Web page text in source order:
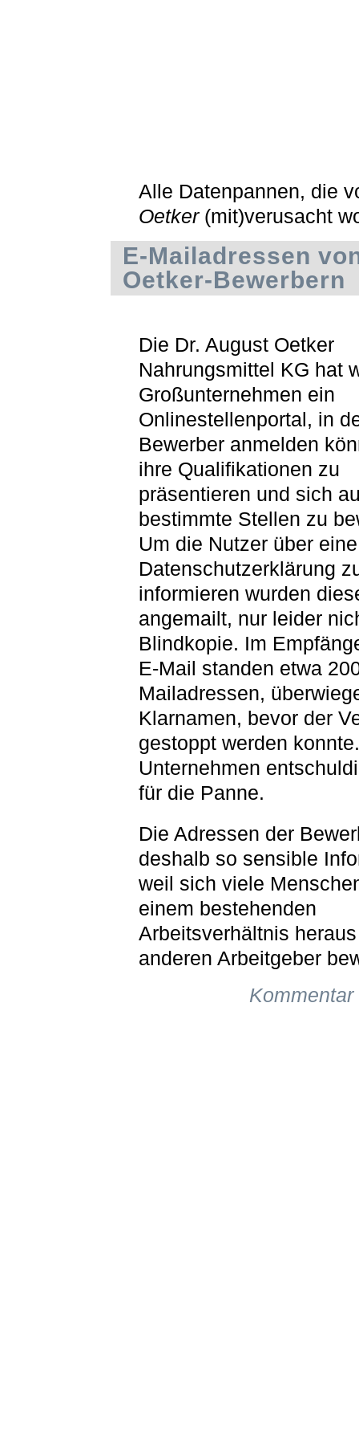
Alle Datenpannen, die
Oetker(mit)verusacht
E-Mailadressen
Oetker-Bewerbern
Die Dr. August Oetker
Nahrungsmittel KG hat
Großunternehmen ein
Onlinestellenportal, in
Bewerber anmelden
ihre Qualifikationen zu
präsentieren und sich
bestimmte Stellen zu
Um die Nutzer über
Datenschutzerklärung
informieren wurden
angemailt, nur leider
Blindkopie. Im
E-Mail standen etwa
Mailadressen,
Klarnamen, bevor der
gestoppt werden
Unternehmen
für die Panne.
Die Adressen der
deshalb so sensible
weil sich viele
einem bestehenden
Arbeitsverhältnis
anderen Arbeitgeber